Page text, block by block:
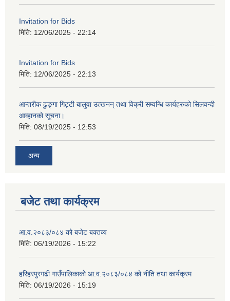
Invitation for Bids
मिति: 12/06/2025 - 22:14
Invitation for Bids
मिति: 12/06/2025 - 22:13
आन्तरीक ढुङ्गा गिट्टी बालुवा उत्खनन् तथा विक्री सम्वन्धि कार्यहरुको सिलवन्दी
आव्हानको सूचना।
मिति: 08/19/2025 - 12:53
अन्य
बजेट तथा कार्यक्रम
आ.व.२०८३/०८४ को बजेट बक्तव्य
मिति: 06/19/2026 - 15:22
हरिहरपुरगढी गाउँपालिकाको आ.व.२०८३/०८४ को नीति तथा कार्यक्रम
मिति: 06/19/2026 - 15:19